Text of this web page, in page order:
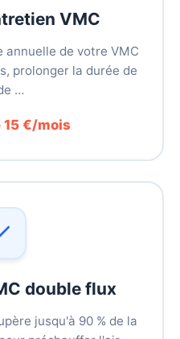
VMC
de votre VMC
prolonger la durée de
…
€/mois
double flux
jusqu'à 90 % de la